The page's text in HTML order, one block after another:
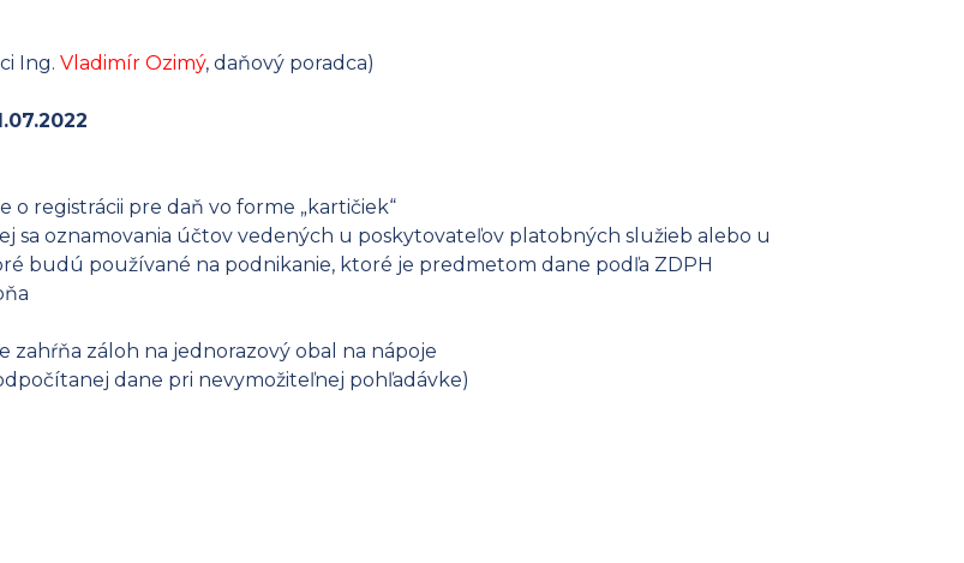
Ing. Vladimír Ozimý, daňový poradca)
registrácii pre daň vo forme „kartičiek“
sa oznamovania účtov vedených u poskytovateľov platobných služieb alebo u
budú používané na podnikanie, ktoré je predmetom dane podľa ZDPH
záloh na jednorazový obal na nápoje
dane pri nevymožiteľnej pohľadávke)